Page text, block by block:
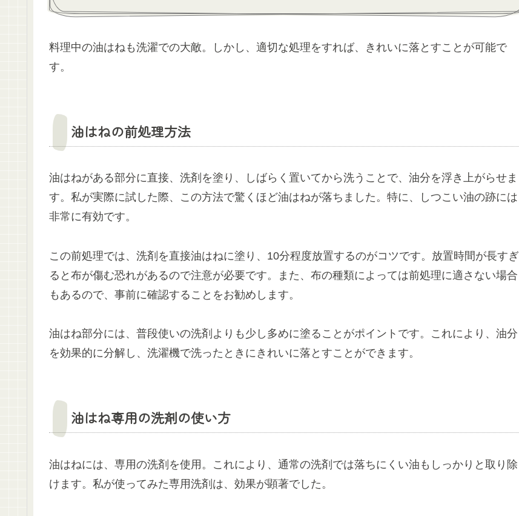
料理中の油はねも洗濯での大敵。しかし、適切な処理をすれば、きれいに落とすことが可能で
す。
油はねの前処理方法
油はねがある部分に直接、洗剤を塗り、しばらく置いてから洗うことで、油分を浮き上がらせま
す。私が実際に試した際、この方法で驚くほど油はねが落ちました。特に、しつこい油の跡には
非常に有効です。
この前処理では、洗剤を直接油はねに塗り、10分程度放置するのがコツです。放置時間が長すぎ
ると布が傷む恐れがあるので注意が必要です。また、布の種類によっては前処理に適さない場合
もあるので、事前に確認することをお勧めします。
油はね部分には、普段使いの洗剤よりも少し多めに塗ることがポイントです。これにより、油分
を効果的に分解し、洗濯機で洗ったときにきれいに落とすことができます。
油はね専用の洗剤の使い方
油はねには、専用の洗剤を使用。これにより、通常の洗剤では落ちにくい油もしっかりと取り除
けます。私が使ってみた専用洗剤は、効果が顕著でした。